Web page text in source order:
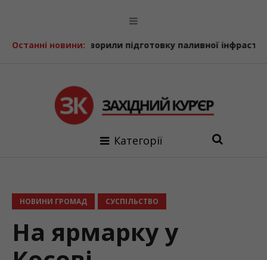
Останні новини:підготовку паливної інфраструктури до
Категорії
НОВИНИ ГРОМАД СУСПІЛЬСТВО
На ярмарку у